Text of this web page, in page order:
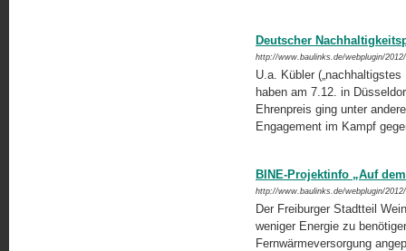
Deutscher
http://www.baulinks.de/webplugin/
U.a. Kübler („nachhaltigstes
haben am 7.12. in
Ehrenpreis ging unter
Engagement im Kampf
BINE-Projektinfo „Auf
http://www.baulinks.de/webplugin/
Der Freiburger Stadtteil
weniger Energie zu
Fernwärmeversorgung